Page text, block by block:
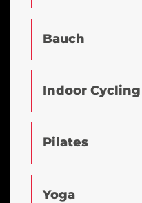
Bauch
Indoor Cycling
Pilates
Yoga